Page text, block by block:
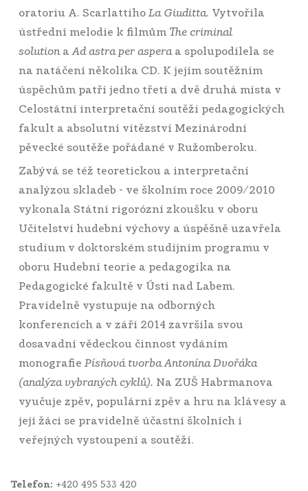
oratoriu A. Scarlattiho La Giuditta. Vytvořila
ústřední melodie k filmům The criminal
solutionaAd astra per asperaa spolupodílela se
na natáčení několika CD. K jejím soutěžním
úspěchům patří jedno třetí a dvě druhá místa v
Celostátní interpretační soutěži pedagogických
fakult a absolutní vítězství Mezinárodní
pěvecké soutěže pořádané v Ružomberoku.
Zabývá se též teoretickou a interpretační
analýzou skladeb - ve školním roce 2009/2010
vykonala Státní rigorózní zkoušku v oboru
Učitelství hudební výchovy a úspěšně uzavřela
studium v doktorském studijním programu v
oboru Hudební teorie a pedagogika na
Pedagogické fakultě v Ústí nad Labem.
Pravidelně vystupuje na odborných
konferencích a v září 2014 završila svou
dosavadní vědeckou činnost vydáním
monografie Písňová tvorba Antonína Dvořáka
(analýza vybraných cyklů). Na ZUŠ Habrmanova
vyučuje zpěv, populární zpěv a hru na klávesy a
její žáci se pravidelně účastní školních i
veřejných vystoupení a soutěží.
Telefon: +420 495 533 420